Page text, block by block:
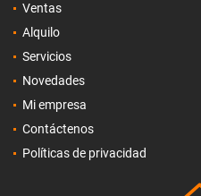
Ventas
Alquilo
Servicios
Novedades
Mi empresa
Contáctenos
Políticas de privacidad